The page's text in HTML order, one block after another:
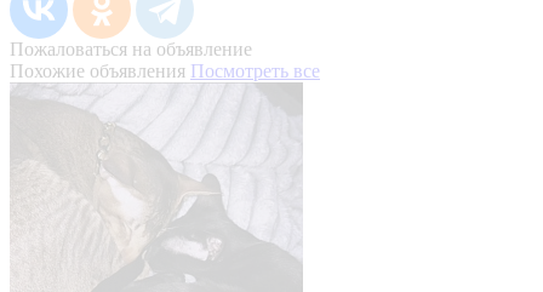
Пожаловаться на объявление
Похожие объявления Посмотреть все